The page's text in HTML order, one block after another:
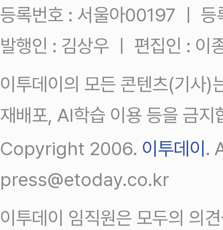
등록번호 : 서울아00197 ㅣ
발행인 : 김상우 ㅣ 편집인 : 이
이투데이의 모든 콘텐츠(기사)
재배포, AI학습 이용 등을 금지
Copyright 2006. 이투데이 .
press@etoday.co.kr
이투데이 임직원은 모두의 의